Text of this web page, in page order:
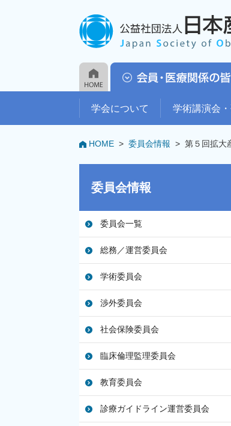
学会について 学術講演会
委員会情報
委員会一覧
総務／運営委員会
学術委員会
渉外委員会
社会保険委員会
臨床倫理監理委員会
教育委員会
診療ガイドライン運営委員会
HOME > 委員会情報 > 第５回拡大